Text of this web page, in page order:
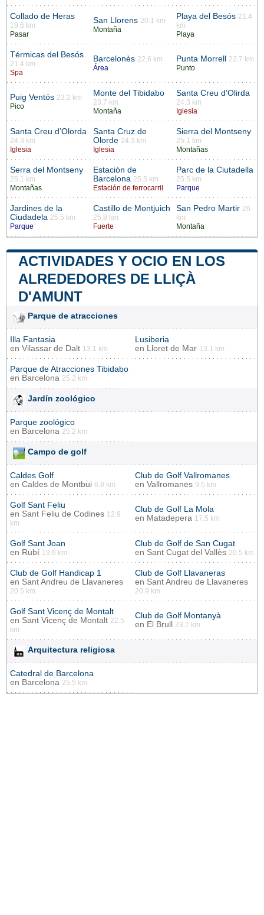
Collado de Heras
19.6 km
Pasar
San Llorens 20.1 km
Montaña
Playa del Besós 21.4
km
Playa
Térmicas del Besós
21.4 km
Spa
Barcelonès 22.6 km
Área
Punta Morrell 22.7 km
Punto
Puig Ventós 23.2 km
Pico
Monte del Tibidabo
23.7 km
Montaña
Santa Creu d’Olirda
24.3 km
Iglesia
Santa Creu d’Olorda
24.3 km
Iglesia
Santa Cruz de
Olorde 24.3 km
Iglesia
Sierra del Montseny
25.1 km
Montañas
Serra del Montseny
25.1 km
Montañas
Estación de
Barcelona 25.5 km
Estación de ferrocarril
Parc de la Ciutadella
25.5 km
Parque
Jardines de la
Ciudadela 25.5 km
Parque
Castillo de Montjuich
25.8 km
Fuerte
San Pedro Martir 26
km
Montaña
ACTIVIDADES Y OCIO EN LOS
ALREDEDORES DE LLIÇÀ
D'AMUNT
Parque de atracciones
Illa Fantasia
en Vilassar de Dalt 13.1 km
Lusiberia
en Lloret de Mar 13.1 km
Parque de Atracciones Tibidabo
en Barcelona 25.2 km
Jardín zoológico
Parque zoológico
en Barcelona 25.2 km
Campo de golf
Caldes Golf
en Caldes de Montbui 6.8 km
Club de Golf Vallromanes
en Vallromanes 9.5 km
Golf Sant Feliu
en Sant Feliu de Codines 12.9
km
Club de Golf La Mola
en Matadepera 17.5 km
Golf Sant Joan
en Rubí 19.6 km
Club de Golf de San Cugat
en Sant Cugat del Vallès 20.5 km
Club de Golf Handicap 1
en Sant Andreu de Llavaneres
20.5 km
Club de Golf Llavaneras
en Sant Andreu de Llavaneres
20.9 km
Golf Sant Vicenç de Montalt
en Sant Vicenç de Montalt 22.5
km
Club de Golf Montanyà
en El Brull 23.7 km
Arquitectura religiosa
Catedral de Barcelona
en Barcelona 25.5 km